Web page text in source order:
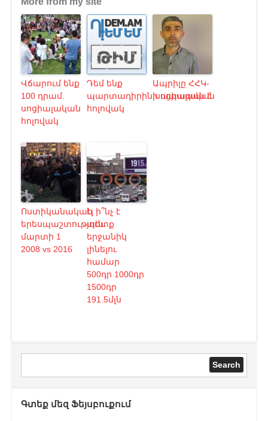
Վճարում ենք
100 դրամ.
սոցիալական
հոլովակ
Դեմ ենք
պարտադիրին.սոցիալական
հոլովակ
Ապրիլը ՀՀԿ-
ի ապագան է
Ոստիկանական
երեսպաշտություն․
մարտի 1
2008 vs 2016
էլ ի՞նչ է
պետք
երջանիկ
լինելու
համար
500դր 1000դր
1500դր
191.5մլն
Գտեք մեզ Ֆեյսբուքում